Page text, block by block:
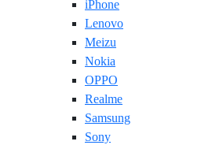
iPhone
Lenovo
Meizu
Nokia
OPPO
Realme
Samsung
Sony